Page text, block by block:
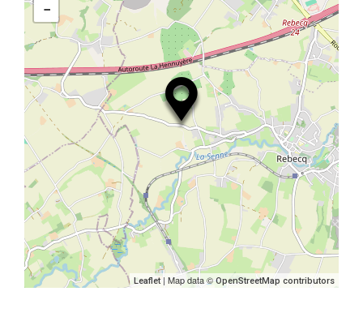
−
Leaflet| Map data ©OpenStreetMap contributors